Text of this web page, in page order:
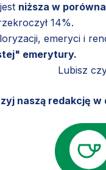
niższa w
14%.
emeryci i
emerytury.
Lubisz
naszą redakcję w